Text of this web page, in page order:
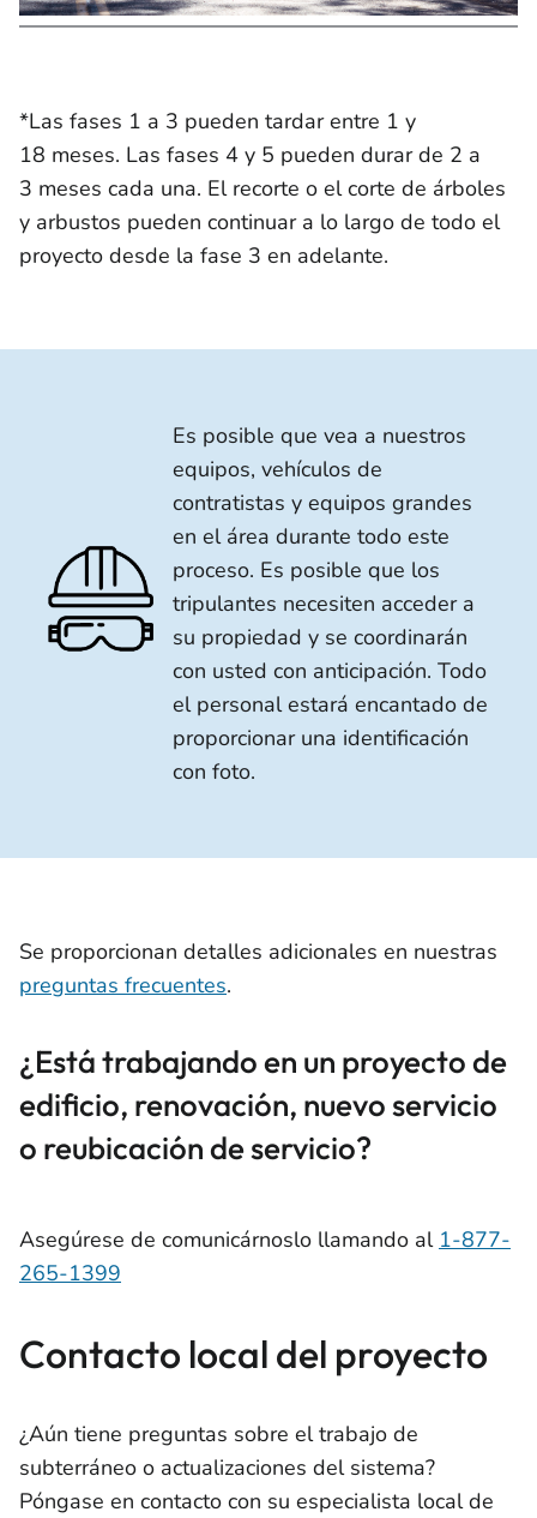
*Las fases 1 a 3 pueden tardar entre 1 y
18 meses. Las fases 4 y 5 pueden durar de 2 a
3 meses cada una. El recorte o el corte de árboles
y arbustos pueden continuar a lo largo de todo el
proyecto desde la fase 3 en adelante.
Es posible que vea a nuestros
equipos, vehículos de
contratistas y equipos grandes
en el área durante todo este
proceso. Es posible que los
tripulantes necesiten acceder a
su propiedad y se coordinarán
con usted con anticipación. Todo
el personal estará encantado de
proporcionar una identificación
con foto.
Se proporcionan detalles adicionales en nuestras
preguntas frecuentes.
¿Está trabajando en un proyecto de
edificio, renovación, nuevo servicio
o reubicación de servicio?
Asegúrese de comunicárnoslo llamando al 1-877-
265-1399
Contacto local del proyecto
¿Aún tiene preguntas sobre el trabajo de
subterráneo o actualizaciones del sistema?
Póngase en contacto con su especialista local de